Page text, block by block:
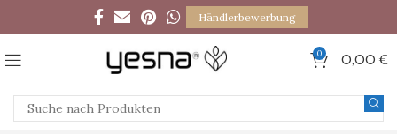
Händlerbewerbung
0 0,00 €